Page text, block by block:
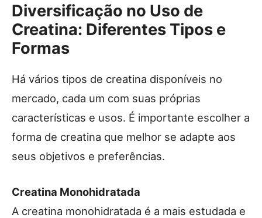
Diversificação no Uso de
Creatina: Diferentes Tipos e
Formas
Há vários tipos de creatina disponíveis no
mercado, cada um com suas próprias
características e usos. É importante escolher a
forma de creatina que melhor se adapte aos
seus objetivos e preferências.
Creatina Monohidratada
A creatina monohidratada é a mais estudada e